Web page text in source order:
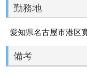
勤務地
愛知県名古屋市港区
備考